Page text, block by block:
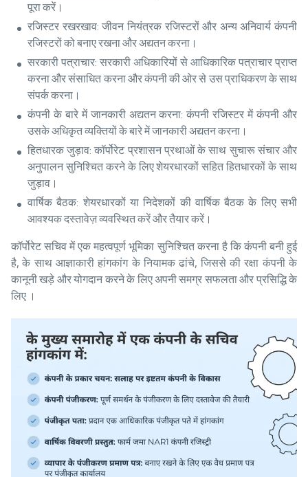
पूरा करें।
रजिस्टर रखरखाव: जीवन नियंत्रक रजिस्टरों और अन्य अनिवार्य कंपनी
रजिस्टरों को बनाए रखना और अद्यतन करना।
सरकारी पत्राचार: सरकारी अधिकारियों से आधिकारिक पत्राचार प्राप्त
करना और संसाधित करना और कंपनी की ओर से उस प्राधिकरण के साथ
संपर्क करना।
कंपनी के बारे में जानकारी अद्यतन करना: कंपनी रजिस्टर में कंपनी और
उसके अधिकृत व्यक्तियों के बारे में जानकारी अद्यतन करना।
हितधारक जुड़ाव: कॉर्पोरेट प्रशासन प्रथाओं के साथ सुचारू संचार और
अनुपालन सुनिश्चित करने के लिए शेयरधारकों सहित हितधारकों के साथ
जुड़ाव।
वार्षिक बैठक: शेयरधारकों या निदेशकों की वार्षिक बैठक के लिए सभी
आवश्यक दस्तावेज़ व्यवस्थित करें और तैयार करें।
कॉर्पोरेट सचिव में एक महत्वपूर्ण भूमिका सुनिश्चित करना है कि कंपनी बनी हुई
है, के साथ आज्ञाकारी हांगकांग के नियामक ढांचे, जिससे की रक्षा कंपनी के
कानूनी खड़े और योगदान करने के लिए अपनी समग्र सफलता और प्रसिद्धि के
लिए ।